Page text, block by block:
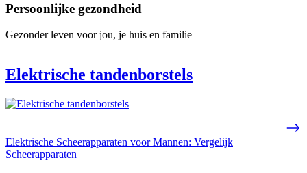
Persoonlijke gezondheid
Gezonder leven voor jou, je huis en familie
Elektrische tandenborstels
Elektrische Scheerapparaten voor Mannen: Vergelijk
Scheerapparaten